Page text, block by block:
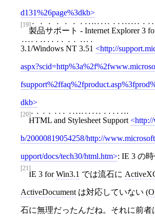
d131%26page%3dkb
[19]
製品サポート - Internet Explorer 3
3.1/Windows NT 3.51 http://
dkb
[20]
HTML and Stylesheet Support
b/20000819054258/http://
upport/docs/tech30/html.htm : IE 3 の時
[21]
IE 3 forWin3.1 では流石に
ActiveDocument は対応していない (
石に無理だったんだね。それに前者